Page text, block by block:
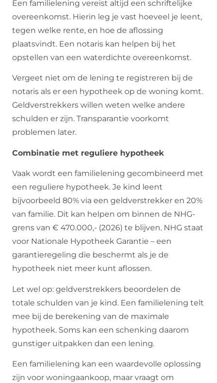
Een familielening vereist altijd een schriftelijke
overeenkomst. Hierin leg je vast hoeveel je leent,
tegen welke rente, en hoe de aflossing
plaatsvindt. Een notaris kan helpen bij het
opstellen van een waterdichte overeenkomst.
Vergeet niet om de lening te registreren bij de
notaris als er een hypotheek op de woning komt.
Geldverstrekkers willen weten welke andere
schulden er zijn. Transparantie voorkomt
problemen later.
Combinatie met reguliere hypotheek
Vaak wordt een familielening gecombineerd met
een reguliere hypotheek. Je kind leent
bijvoorbeeld 80% via een geldverstrekker en 20%
van familie. Dit kan helpen om binnen de NHG-
grens van € 470.000,- (2026) te blijven. NHG staat
voor Nationale Hypotheek Garantie – een
garantieregeling die beschermt als je de
hypotheek niet meer kunt aflossen.
Let wel op: geldverstrekkers beoordelen de
totale schulden van je kind. Een familielening telt
mee bij de berekening van de maximale
hypotheek. Soms kan een schenking daarom
gunstiger uitpakken dan een lening.
Een familielening kan een waardevolle oplossing
zijn voor woningaankoop, maar vraagt om